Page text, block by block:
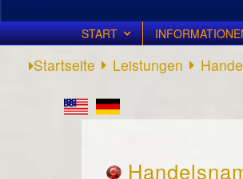
START
Startseite Leistungen